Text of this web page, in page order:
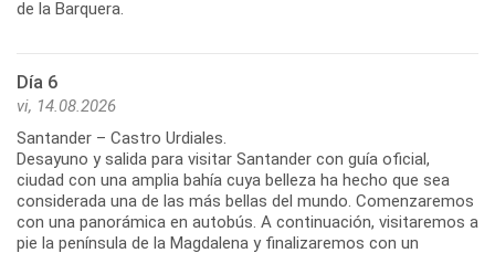
Día 6
vi, 14.08.2026
Santander – Castro Urdiales.
Desayuno y salida para visitar Santander con guía oficial,
ciudad con una amplia bahía cuya belleza ha hecho que sea
considerada una de las más bellas del mundo. Comenzaremos
con una panorámica en autobús. A continuación, visitaremos a
pie la península de la Magdalena y finalizaremos con un